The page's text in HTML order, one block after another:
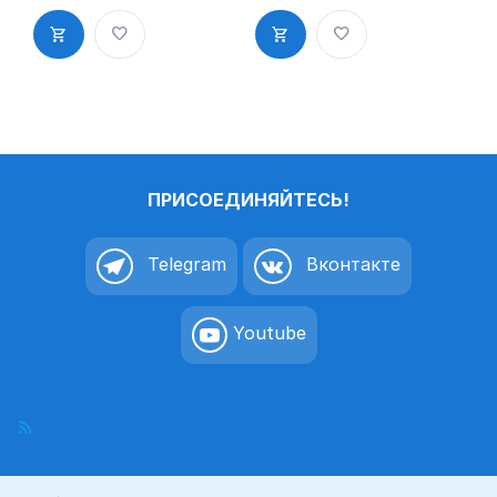
кафе,
столовая,
буфет»
а K6
раздевалка,
вешалка»
пиктограмм
ПРИСОЕДИНЯЙТЕСЬ!
Telegram Вконтакте
Youtube